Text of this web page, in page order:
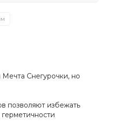
Снегурочки, но
позволяют избежать